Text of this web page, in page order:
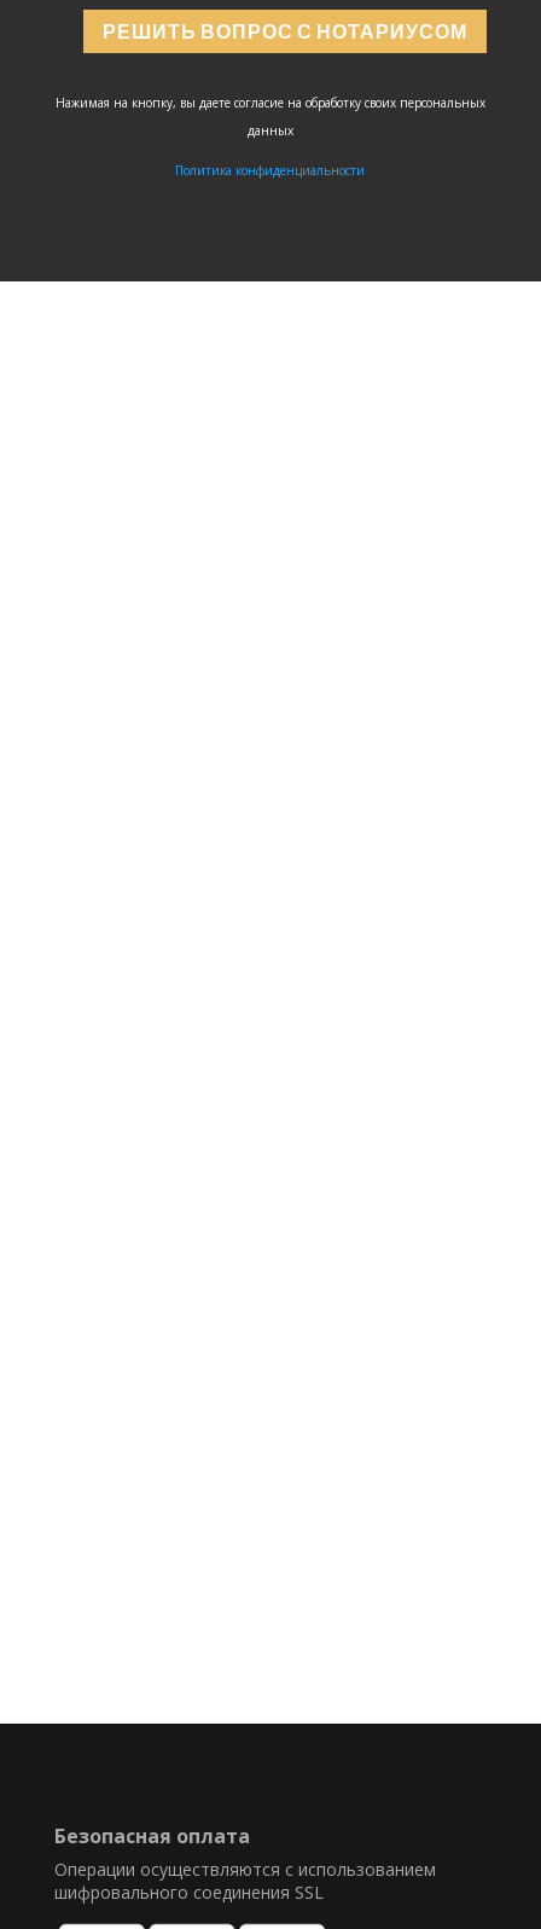
РЕШИТЬ ВОПРОС С НОТАРИУСОМ
Нажимая на кнопку, вы даете согласие на обработку своих персональных
данных
Политика конфиденциальности
Безопасная оплата
Операции осуществляются с использованием
шифровального соединения SSL